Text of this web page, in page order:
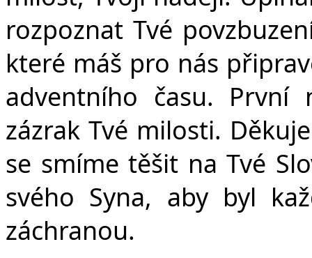
rozpoznat Tvé
které máš pro nás
adventního času. První
zázrak Tvé milosti.
se smíme těšit na Tvé
svého Syna, aby byl
záchranou.